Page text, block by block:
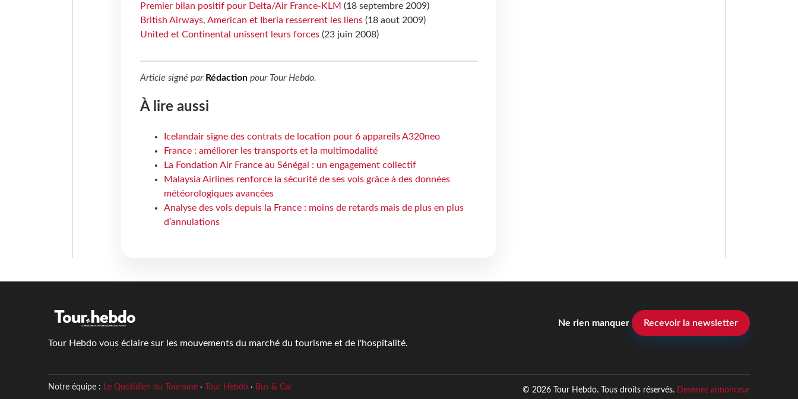
Premier bilan positif pour Delta/Air France-KLM (18 septembre 2009)
British Airways, American et Iberia resserrent les liens(18 aout 2009)
United et Continental unissent leurs forces(23 juin 2008)
Article signé par Rédactionpour Tour Hebdo.
À lire aussi
Icelandair signe des contrats de location pour 6 appareils A320neo
France : améliorer les transports et la multimodalité
La Fondation Air France au Sénégal : un engagement collectif
Malaysia Airlines renforce la sécurité de ses vols grâce à des données
météorologiques avancées
Analyse des vols depuis la France : moins de retards mais de plus en plus
d’annulations
Tour Hebdo vous éclaire sur les mouvements du marché du tourisme et de l'hospitalité.
Ne rien manquer Recevoir la newsletter
Notre équipe : Le Quotidien du Tourisme· Tour Hebdo· Bus & Car © 2026 Tour Hebdo. Tous droits réservés. Devenez annonceur